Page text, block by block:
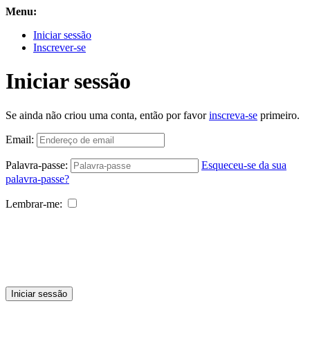
Menu:
Iniciar sessão
Inscrever-se
Iniciar sessão
Se ainda não criou uma conta, então por favorinscreva-se primeiro.
Email:
Palavra-passe:
Esqueceu-se da sua
palavra-passe?
Lembrar-me:
Iniciar sessão